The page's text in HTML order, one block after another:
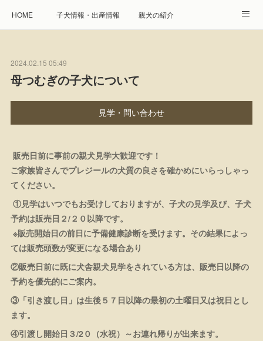
HOME 子犬情報・出産情報 親犬の紹介
プレジール親睦会 特定商取引に基づく表記
2024.02.15 05:49
母つむぎの子犬について
見学・問い合わせ
販売日前に事前の親犬見学大歓迎です！
ご家族皆さんでプレジールの犬質の良さを確かめにいらっしゃっ
てください。
①見学はいつでもお受けしておりますが、子犬の見学及び、子犬
予約は販売日２/２０以降です。
※販売開始日の前日に予備健康診断を受けます。その結果によっ
ては販売頭数が変更になる場合あり
②販売日前に既に犬舎親犬見学をされている方は、販売日以降の
予約を優先的にご案内。
③「引き渡し日」は生後５７日以降の最初の土曜日又は祝日とし
ます。
④引渡し開始日３/2０（水祝）～お連れ帰りが出来ます。